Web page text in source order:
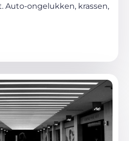
Auto-ongelukken, krassen,